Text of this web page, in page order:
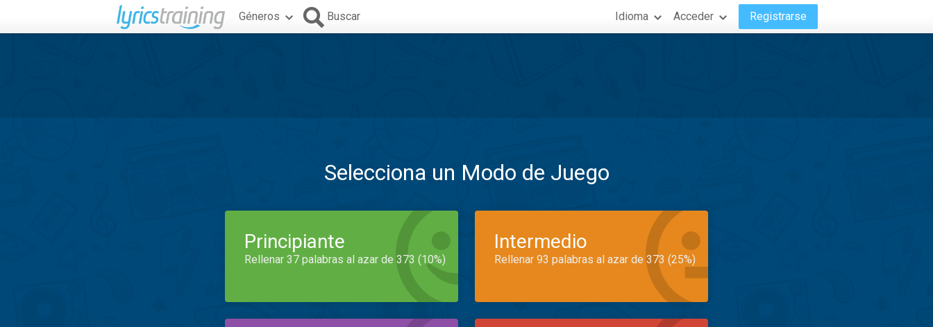
Géneros Buscar Idioma Acceder Registrarse
Selecciona un Modo de Juego
Principiante
Rellenar 37 palabras al azar de 373 (10%)
Intermedio
Rellenar 93 palabras al azar de 373 (25%)